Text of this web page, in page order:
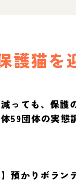
護猫を
っても、保護
体59団体の実
】預かりボラ